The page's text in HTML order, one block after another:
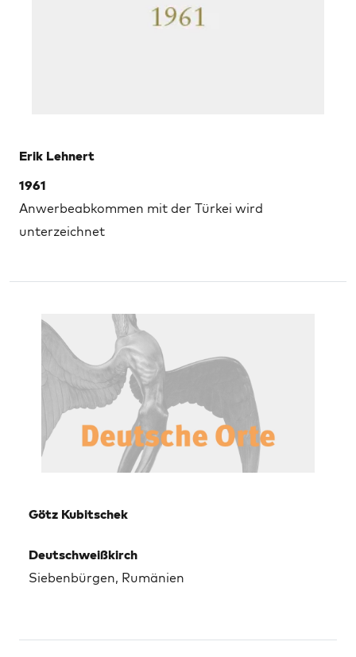
Erik Lehnert
1961
Anwerbeabkommen mit der Türkei wird
unterzeichnet
Götz Kubitschek
Deutschweißkirch
Siebenbürgen, Rumänien